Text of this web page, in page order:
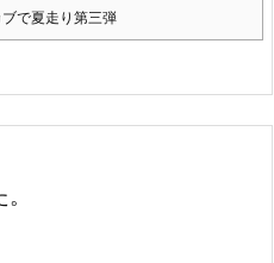
ブで夏走り第三弾